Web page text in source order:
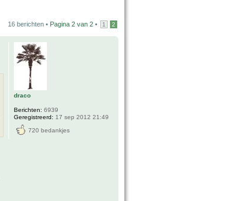
16 berichten • Pagina 2 van 2 • 1 2
draco
Berichten: 6939
Geregistreerd: 17 sep 2012 21:49
720 bedankjes